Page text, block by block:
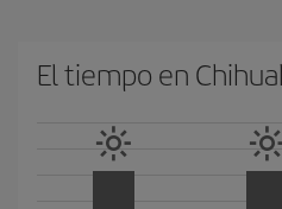
El tiempo en